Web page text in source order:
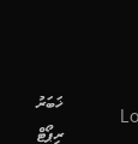
ޚަބަރު
ރިޕޯޓް